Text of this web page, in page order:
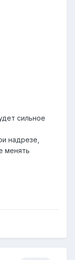
сильное
надрезе,
менять